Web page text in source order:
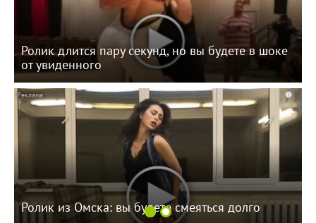
Ролик длится пару секунд, но вы будете в шоке
от увиденного
i
Ролик из Омска: вы будете смеяться долго